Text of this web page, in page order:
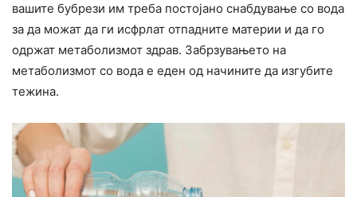
вашите бубрези им треба постојано снабдување со вода
за да можат да ги исфрлат отпадните материи и да го
одржат метаболизмот здрав. Забрзувањето на
метаболизмот со вода е еден од начините да изгубите
тежина.